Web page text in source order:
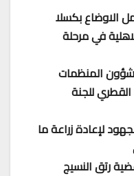
الاوضاع بكسلا
في مرحلة
المنظمات
للجنة
لإعادة زراعة ما
رتق النسيج